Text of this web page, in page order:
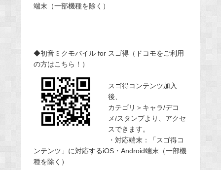
端末（一部機種を除く）
◆初音ミクモバイル for スゴ得（ドコモをご利用
の方はこちら！）
スゴ得コンテンツ加入
後、
カテゴリ＞キャラ/デコ
メ/スタンプより、アクセ
スできます。
・対応端末：「スゴ得コ
ンテンツ」に対応するiOS・Android端末（一部機
種を除く）